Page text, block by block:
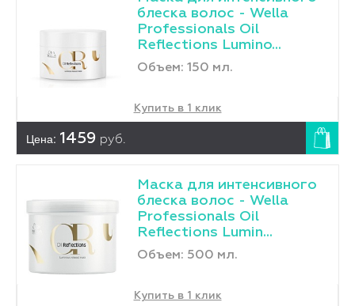
блеска волос - Wella
Professionals Oil
Reflections Lumino...
Объем: 150 мл.
Купить в 1 клик
Цена: 1459 руб.
Маска для интенсивного
блеска волос - Wella
Professionals Oil
Reflections Lumin...
Объем: 500 мл.
Купить в 1 клик